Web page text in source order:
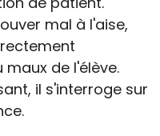
mal à l'aise,
de l'élève.
il s'interroge sur